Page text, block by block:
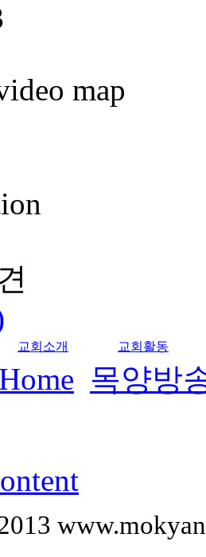
map
교회소개 교회활동
Home 목양방